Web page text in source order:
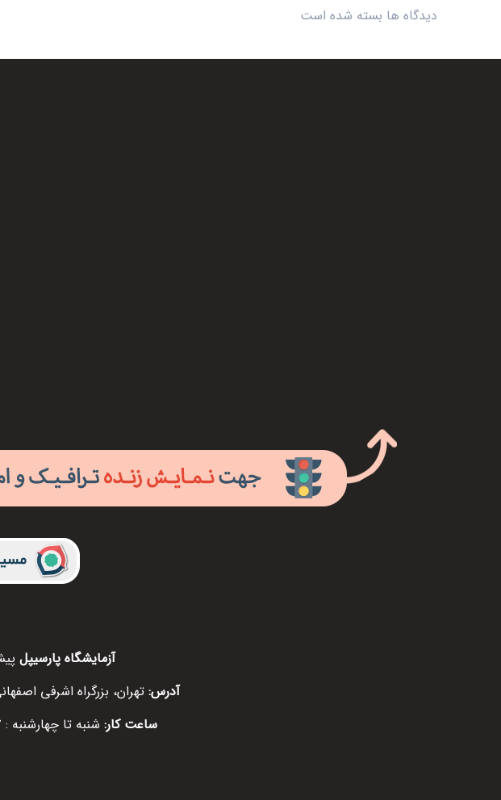
دیدگاه ها بسته شده است
آزمایشگاه پارسیپل
آدرس: تهران، بزرگراه اشرفی اصفهانی،
ساعت کار: شنبه تا چهارشنبه : ۷ الی ۱۸ - پنجشنبه : ۷ الی ۱۳ - جمعه : تعطیل